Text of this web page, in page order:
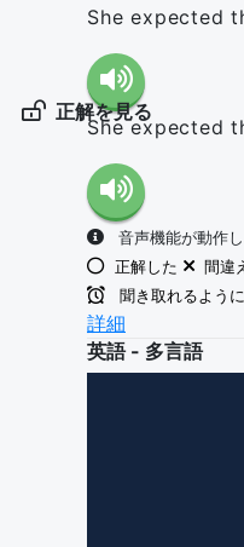
She expected
正解を見る
She expected
音声機能が動作
正解した
間違
聞き取れるよう
詳細
英語 - 多言語